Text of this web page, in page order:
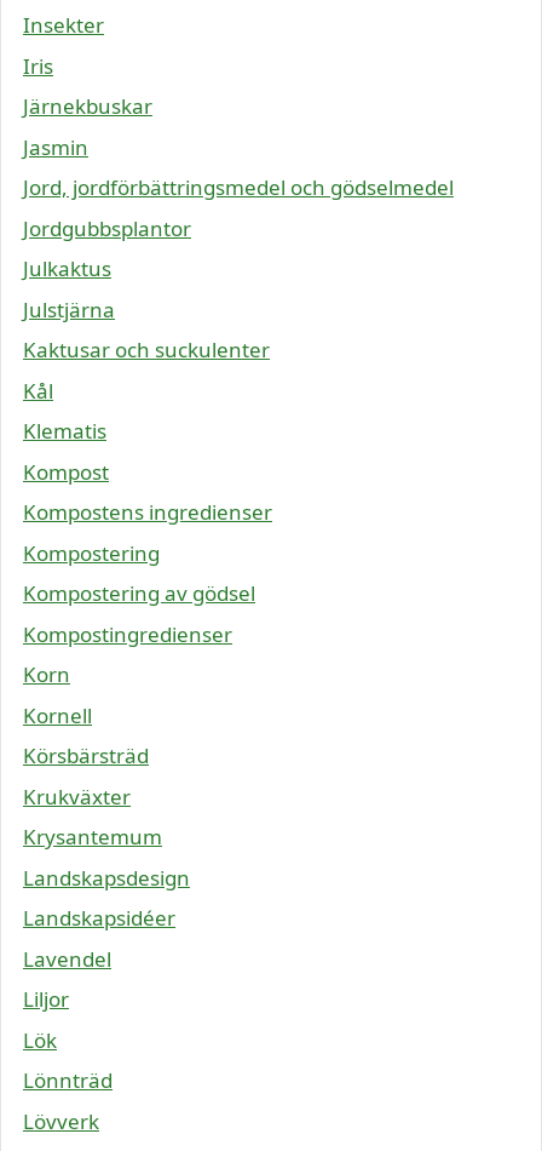
Insekter
Iris
Järnekbuskar
Jasmin
Jord, jordförbättringsmedel och gödselmedel
Jordgubbsplantor
Julkaktus
Julstjärna
Kaktusar och suckulenter
Kål
Klematis
Kompost
Kompostens ingredienser
Kompostering
Kompostering av gödsel
Kompostingredienser
Korn
Kornell
Körsbärsträd
Krukväxter
Krysantemum
Landskapsdesign
Landskapsidéer
Lavendel
Liljor
Lök
Lönnträd
Lövverk